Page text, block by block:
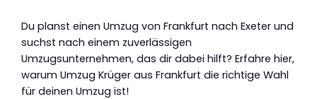
Du planst einen Umzug von Frankfurt nach Exeter und
suchst nach einem zuverlässigen
Umzugsunternehmen, das dir dabei hilft? Erfahre hier,
warum Umzug Krüger aus Frankfurt die richtige Wahl
für deinen Umzug ist!